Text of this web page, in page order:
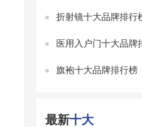
折射镜十大品牌排行
医用入户门十大品牌
旗袍十大品牌排行榜
最新十大